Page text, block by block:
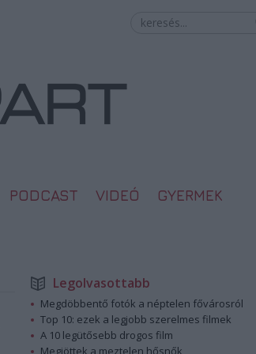
PODCAST VIDEÓ GYERMEK
Legolvasottabb
Megdöbbentő fotók a néptelen fővárosról
Top 10: ezek a legjobb szerelmes filmek
A 10 legütősebb drogos film
Megjöttek a meztelen hősnők